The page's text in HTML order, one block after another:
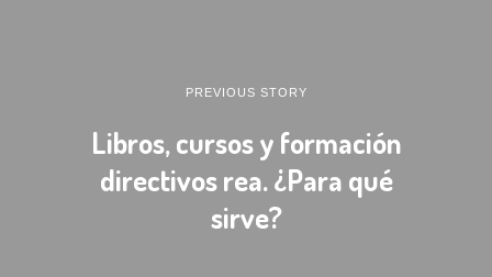
PREVIOUS STORY
Libros, cursos y formación
directivos rea. ¿Para qué
sirve?